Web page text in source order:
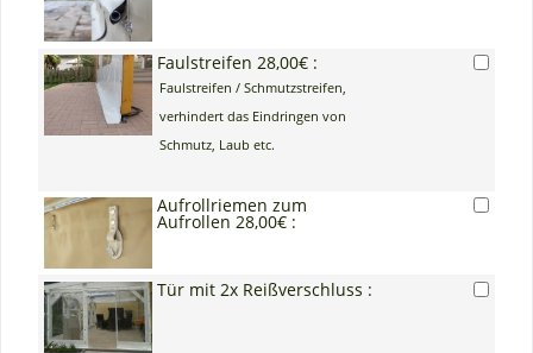
Faulstreifen 28,00€ :
Faulstreifen / Schmutzstreifen,
verhindert das Eindringen von
Schmutz, Laub etc.
Aufrollriemen zum
Aufrollen 28,00€ :
Tür mit 2x Reißverschluss :